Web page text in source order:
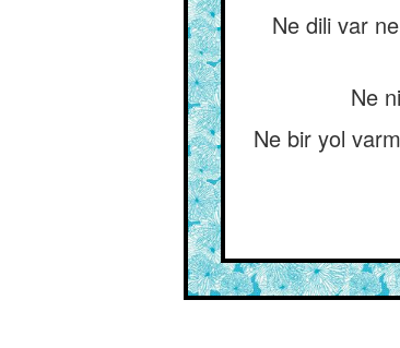
Ne dili var
Ne
Ne bir yol